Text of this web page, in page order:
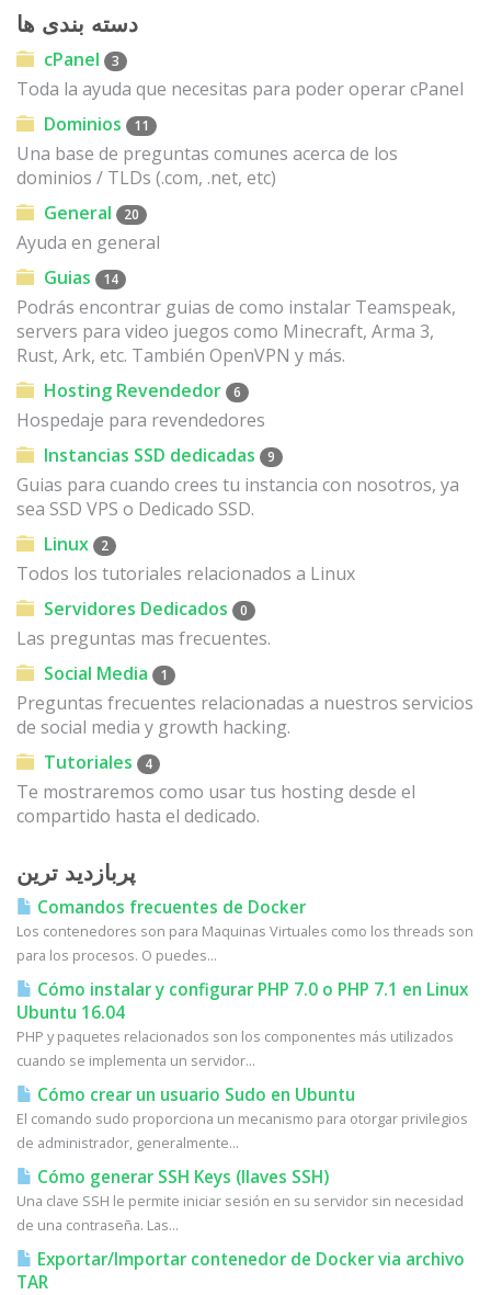
دسته بندی ها
cPanel 3
Toda la ayuda que necesitas para poder operar cPanel
Dominios
11
Una base de preguntas comunes acerca de los
dominios / TLDs (.com, .net, etc)
General
20
Ayuda en general
Guias
14
Podrás encontrar guias de como instalar Teamspeak,
servers para video juegos como Minecraft, Arma 3,
Rust, Ark, etc. También OpenVPN y más.
Hosting Revendedor
6
Hospedaje para revendedores
Instancias SSD dedicadas
9
Guias para cuando crees tu instancia con nosotros, ya
sea SSD VPS o Dedicado SSD.
Linux
2
Todos los tutoriales relacionados a Linux
Servidores Dedicados
0
Las preguntas mas frecuentes.
Social Media
1
Preguntas frecuentes relacionadas a nuestros servicios
de social media y growth hacking.
Tutoriales
4
Te mostraremos como usar tus hosting desde el
compartido hasta el dedicado.
پربازدید ترین
Comandos frecuentes de Docker
Los contenedores son para Maquinas Virtuales como los threads son
para los procesos. O puedes...
Cómo instalar y configurar PHP 7.0 o PHP 7.1 en Linux
Ubuntu 16.04
PHP y paquetes relacionados son los componentes más utilizados
cuando se implementa un servidor...
Cómo crear un usuario Sudo en Ubuntu
El comando sudo proporciona un mecanismo para otorgar privilegios
de administrador, generalmente...
Cómo generar SSH Keys (llaves SSH)
Una clave SSH le permite iniciar sesión en su servidor sin necesidad
de una contraseña. Las...
Exportar/Importar contenedor de Docker via archivo
TAR